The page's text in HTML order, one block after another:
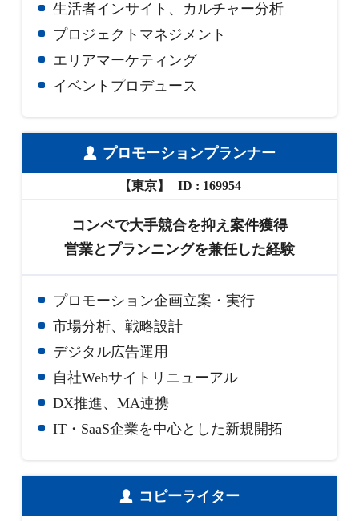
生活者インサイト、カルチャー分析
プロジェクトマネジメント
エリアマーケティング
イベントプロデュース
プロモーションプランナー
【東京】 169954
コンペで大手競合を抑え案件獲得
営業とプランニングを兼任した経験
プロモーション企画立案・実行
市場分析、戦略設計
デジタル広告運用
自社Webサイトリニューアル
DX推進、MA連携
IT・SaaS企業を中心とした新規開拓
コピーライター